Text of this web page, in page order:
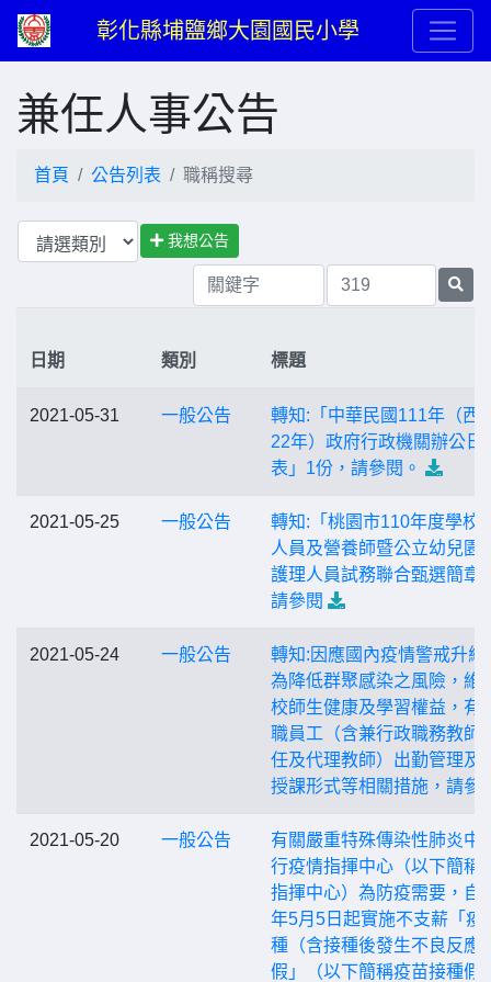
彰化縣埔鹽鄉大園國民小學
兼任人事公告
首頁 公告列表 職稱搜尋
我想公告
日期 類別 標題
2021-05-31 一般公告
轉知:「中華民國111年（西
22年）政府行政機關辦公日
表」1份，請參閱。
2021-05-25 一般公告
轉知:「桃園市110年度學校
人員及營養師暨公立幼兒園
護理人員試務聯合甄選簡章
請參閱
2021-05-24 一般公告
轉知:因應國內疫情警戒升級
為降低群聚感染之風險，維
校師生健康及學習權益，有
職員工（含兼行政職務教師
任及代理教師）出勤管理及
授課形式等相關措施，請參
2021-05-20 一般公告
有關嚴重特殊傳染性肺炎中
行疫情指揮中心（以下簡稱
指揮中心）為防疫需要，自
年5月5日起實施不支薪「疫
種（含接種後發生不良反應
假」（以下簡稱疫苗接種假